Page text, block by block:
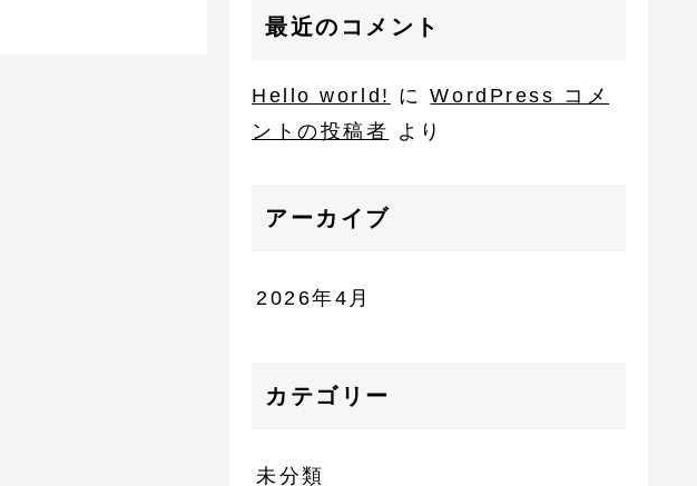
最近のコメント
Hello world! にWordPress コメ
ントの投稿者 より
アーカイブ
2026年4月
カテゴリー
未分類